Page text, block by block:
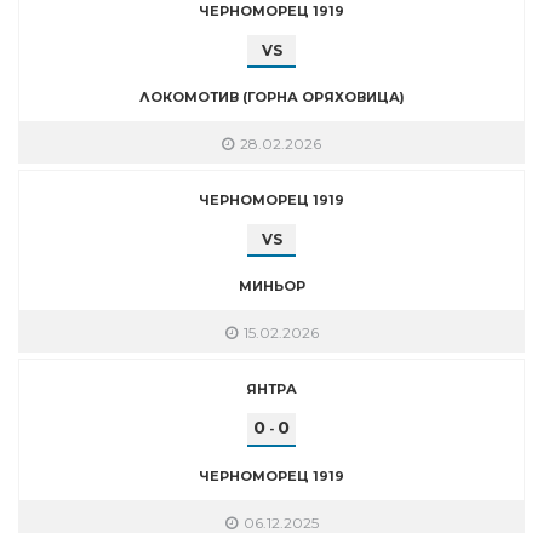
ЧЕРНОМОРЕЦ 1919
VS
ЛОКОМОТИВ (ГОРНА ОРЯХОВИЦА)
28.02.2026
ЧЕРНОМОРЕЦ 1919
VS
МИНЬОР
15.02.2026
ЯНТРА
0 - 0
ЧЕРНОМОРЕЦ 1919
06.12.2025